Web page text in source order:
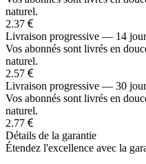
naturel.
2.37
Livraison progressive — 14
Vos abonnés sont livrés en
naturel.
2.57
Livraison progressive — 30
Vos abonnés sont livrés en
naturel.
2.77
Détails de la garantie
Étendez l'excellence avec la